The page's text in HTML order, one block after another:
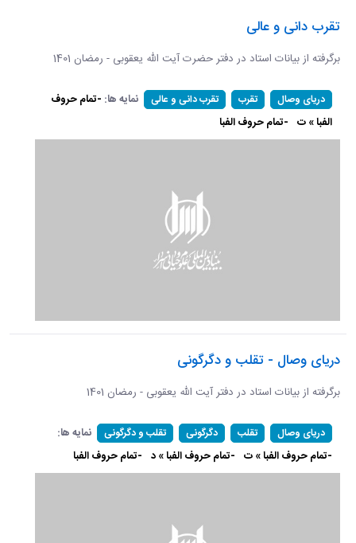
تقرب دانی و عالی
برگرفته از بیانات استاد در دفتر حضرت آیت الله یعقوبی - رمضان 1401
دریای وصال تقرب تقرب دانی و عالی نمایه ها: -تمام حروف
الفبا » ت -تمام حروف الفبا
دریای وصال - تقلب و دگرگونی
برگرفته از بیانات استاد در دفتر آیت الله یعقوبی - رمضان 1401
دریای وصال تقلب دگرگونی تقلب و دگرگونی
نمایه ها:
-تمام حروف الفبا » ت -تمام حروف الفبا » د -تمام حروف الفبا